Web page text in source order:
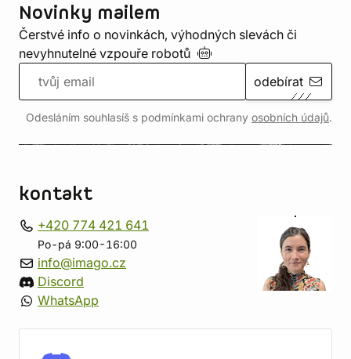
Novinky mailem
Čerstvé info o novinkách, výhodných slevách či
nevyhnutelné vzpouře robotů
odebírat
Odesláním souhlasíš s podmínkami ochrany osobních údajů.
kontakt
+420 774 421 641
Po-pá 9:00-16:00
info@imago.cz
Discord
WhatsApp